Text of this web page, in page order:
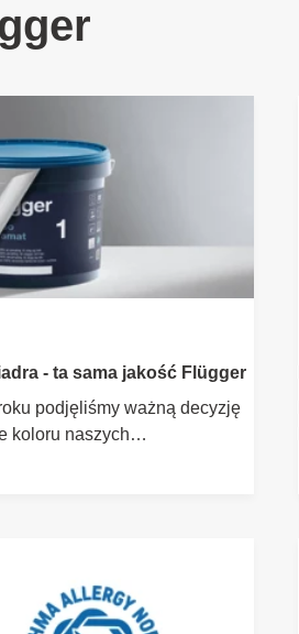
- ta sama jakość Flügger
podjęliśmy ważną decyzję
koloru naszych